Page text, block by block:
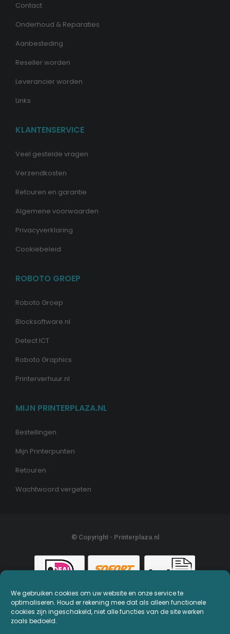
We gebruiken cookies om uw website en onze service te
optimaliseren. Houd er rekening mee dat als alleen functionele
cookies zijn ingeschakeld, niet alle functies van de site werken
zoals bedoeld.
Contact
Onderhoud & Reparaties
Aanbesteding
Reseller worden
Leverancier worden
Links
KLANTENSERVICE
Veel gestelde vragen
Verzendkosten
Retouren en garantie
Algemene voorwaarden
Privacyverklaring
Cookiebeleid
ROBOTO GROEP
Roboto Groep
Blocksoftware.nl
Detect ICT
Roboto Graphics
Printerverhuur.nl
MIJN PRINTERPLAZA.NL
Bestellingen
Mijn Printerpunten
Retouren
Wachtwoord vergeten
© Copyright - Printerplaza.nl